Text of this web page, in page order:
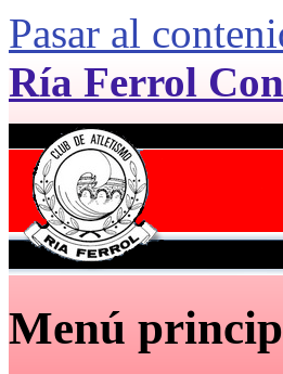
Pasar al
Ría Ferrol
Menú